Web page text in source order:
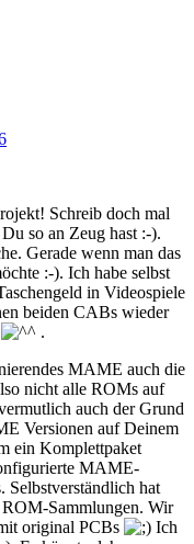
Schreib doch mal
so an Zeug hast :-).
Gerade wenn man das
:-). Ich habe selbst
in Videospiele
beiden CABs wieder
.
MAME auch die
nicht alle ROMs auf
auch der Grund
Versionen auf Deinem
ein Komplettpaket
MAME-
Selbstverständlich hat
Sammlungen. Wir
original PCBs
Ich